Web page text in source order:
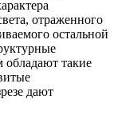
отраженного
остальной
обладают такие
дают